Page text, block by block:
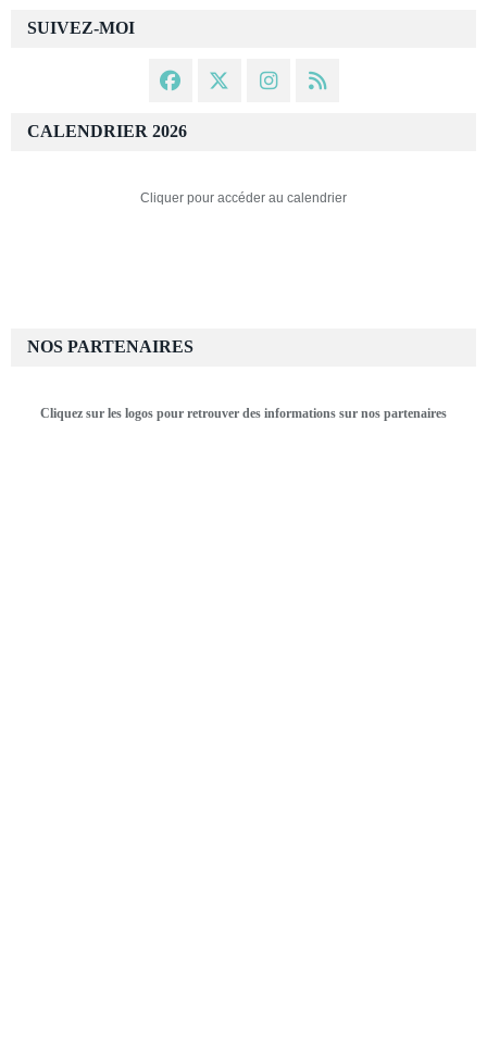
SUIVEZ-MOI
CALENDRIER 2026
Cliquer pour accéder au calendrier
NOS PARTENAIRES
Cliquez sur les logos pour retrouver des informations sur nos partenaires